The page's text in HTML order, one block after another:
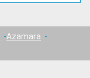
Azamara